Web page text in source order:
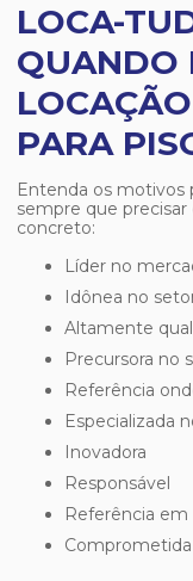
LOCA-
QUANDO
PARA
Entenda os motivos
sempre que precisar
concreto:
líder no
idônea no
altamente
precursora
referência
especializada
inovadora
responsável
referência